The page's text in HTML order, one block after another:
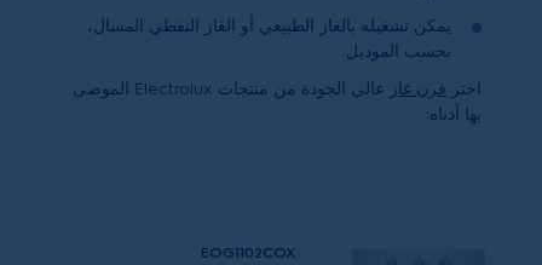
يمكن تشغيله بالغاز الطبيعي أو الغاز النفطي المسال،
بحسب الموديل.
اختر فرن غاز عالي الجودة من منتجات Electrolux
الموصى
بها أدناه:
EOG1102COX